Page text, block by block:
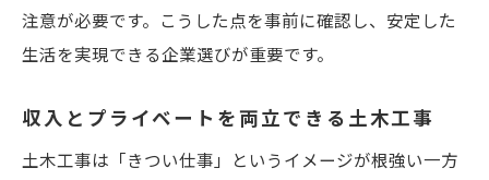
注意が必要です。こうした点を事前に確認し、安定した
生活を実現できる企業選びが重要です。
収入とプライベートを両立できる土木工事
土木工事は「きつい仕事」というイメージが根強い一方